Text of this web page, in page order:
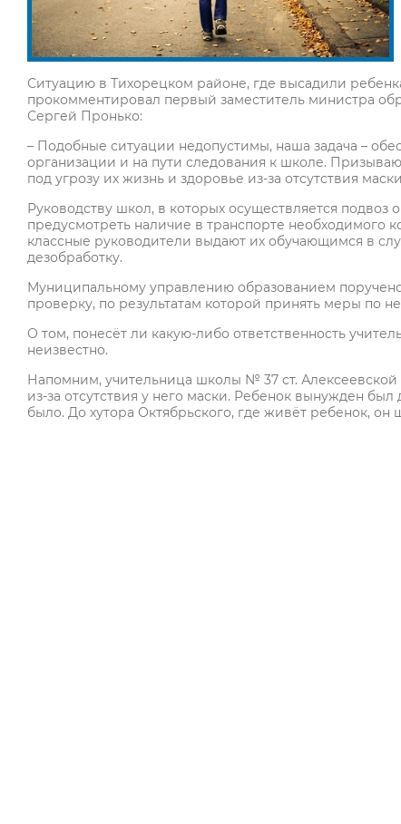
Ситуацию в Тихорецком районе, где высадили
прокомментировал первый заместитель министра
Сергей Пронько:
– Подобные ситуации недопустимы, наша задача –
организации и на пути следования к школе.
под угрозу их жизнь и здоровье из-за отсутствия
Руководству школ, в которых осуществляется
предусмотреть наличие в транспорте
классные руководители выдают их обучающимся в
дезобработку.
Муниципальному управлению образованием
проверку, по результатам которой принять меры по
О том, понесёт ли какую-либо ответственность
неизвестно.
Напомним, учительница школы № 37 ст.
из-за отсутствия у него маски. Ребенок вынужден
было. До хутора Октябрьского, где живёт ребенок,